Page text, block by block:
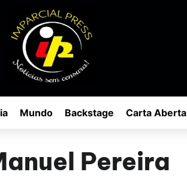
Mundo Backstage Carta Aberta
Pereira